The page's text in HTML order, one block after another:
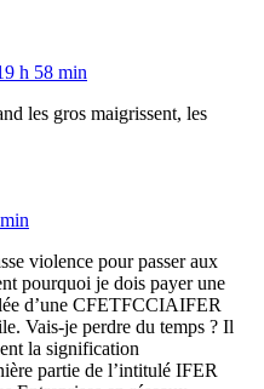
h 58 min
les gros maigrissent, les
violence pour passer aux
pourquoi je dois payer une
d’une CFETFCCIAIFER
Vais-je perdre du temps ? Il
la signification
partie de l’intitulé IFER